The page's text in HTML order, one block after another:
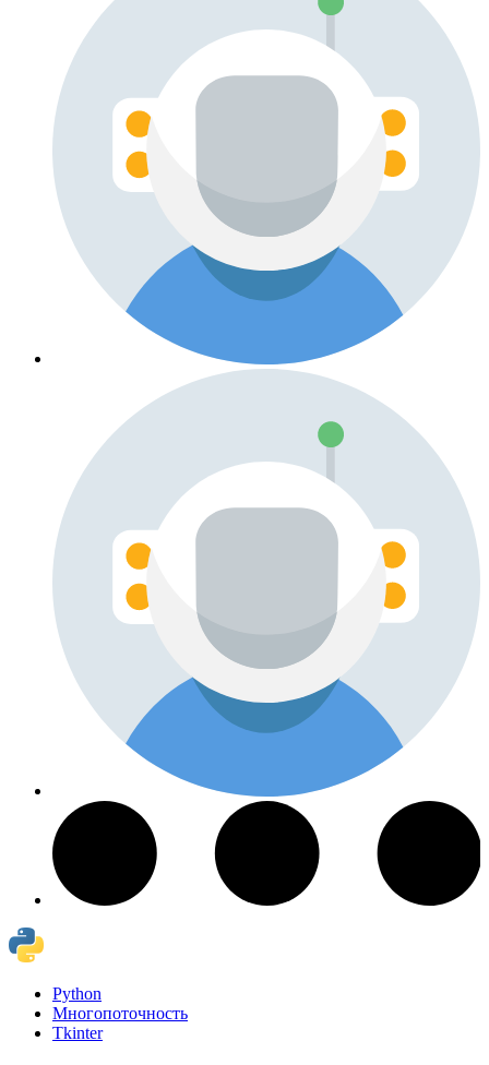
Python
Многопоточность
Tkinter